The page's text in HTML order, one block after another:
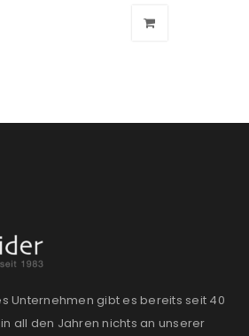
Unternehmen gibt es bereits seit 40
all den Jahren nichts an unserer